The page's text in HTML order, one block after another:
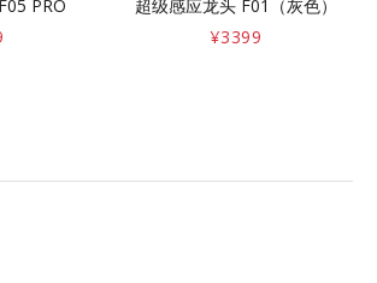
PRO
超级感应龙头 F01（灰色）
¥3399